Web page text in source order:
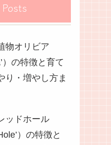
物オリビア
）の特徴と育て
り・増やし方ま
ッドホール
）の特徴と